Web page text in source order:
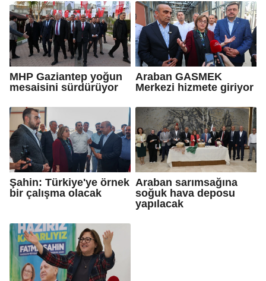
MHP Gaziantep yoğun
mesaisini sürdürüyor
Araban GASMEK
Merkezi hizmete giriyor
Şahin: Türkiye'ye örnek
bir çalışma olacak
Araban sarımsağına
soğuk hava deposu
yapılacak